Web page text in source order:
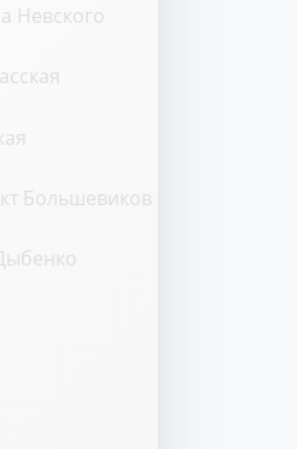
Невского
Большевиков